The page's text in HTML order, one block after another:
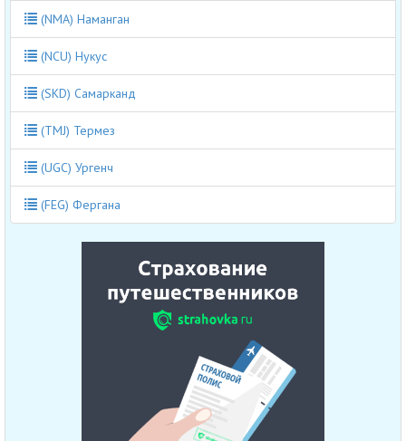
(NMA) Наманган
(NCU) Нукус
(SKD) Самарканд
(TMJ) Термез
(UGC) Ургенч
(FEG) Фергана